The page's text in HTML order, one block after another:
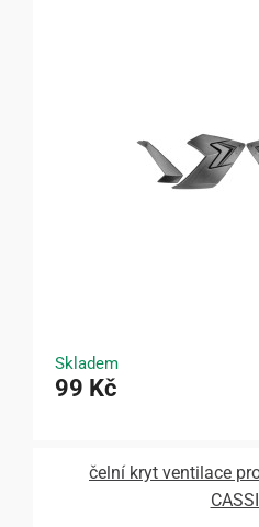
Skladem
99 Kč
čelní kryt ventilace